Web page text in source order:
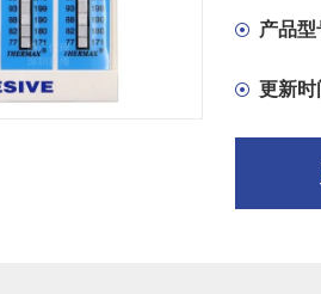
产品型
更新时